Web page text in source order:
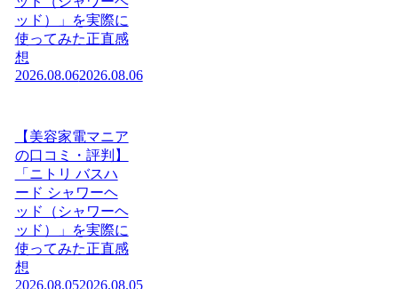
ッド）」を実際に
使ってみた正直感
想
2026.08.062026.08.06
【美容家電マニア
の口コミ・評判】
「ニトリ バスハ
ード シャワーヘ
ッド（シャワーヘ
ッド）」を実際に
使ってみた正直感
想
2026.08.052026.08.05